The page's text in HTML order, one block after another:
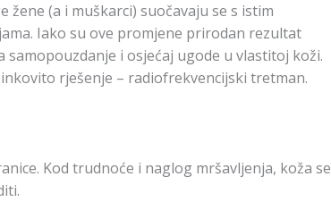
(a i muškarci) suočavaju se s istim
Iako su ove promjene prirodan rezultat
i osjećaj ugode u vlastitoj koži.
rješenje – radiofrekvencijski tretman.
Kod trudnoće i naglog mršavljenja, koža se